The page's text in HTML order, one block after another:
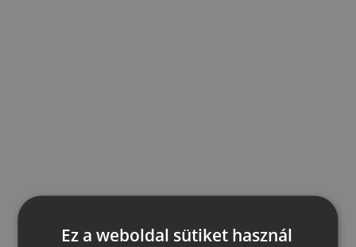
Ez a weboldal sütiket használ